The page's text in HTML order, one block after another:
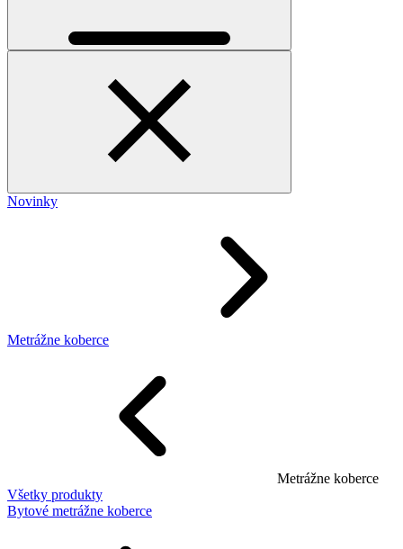
Novinky
Metrážne koberce
Metrážne koberce
Všetky produkty
Bytové metrážne koberce